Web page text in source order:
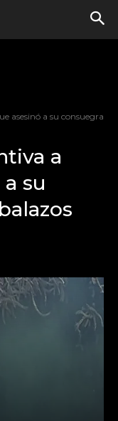
asesinó a su consuegra
a
su